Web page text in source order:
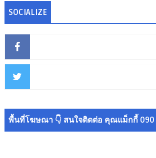
SOCIALIZE
พื้นที่โฆษณา 👇 สนใจติดต่อ คุณแม็กกี้ 090